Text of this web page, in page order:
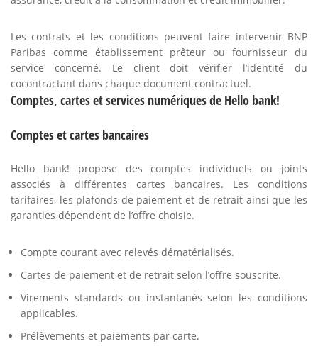
Les contrats et les conditions peuvent faire intervenir BNP
Paribas comme établissement prêteur ou fournisseur du
service concerné. Le client doit vérifier l’identité du
cocontractant dans chaque document contractuel.
Comptes, cartes et services numériques de Hello bank!
Comptes et cartes bancaires
Hello bank! propose des comptes individuels ou joints
associés à différentes cartes bancaires. Les conditions
tarifaires, les plafonds de paiement et de retrait ainsi que les
garanties dépendent de l’offre choisie.
Compte courant avec relevés dématérialisés.
Cartes de paiement et de retrait selon l’offre souscrite.
Virements standards ou instantanés selon les conditions
applicables.
Prélèvements et paiements par carte.